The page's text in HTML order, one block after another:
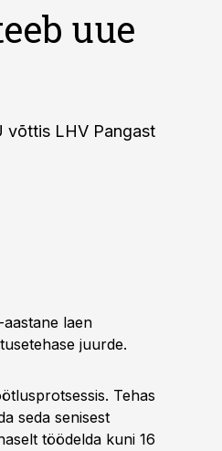
uue
võttis LHV Pangast
laen
juurde.
Tehas
seda senisest
töödelda kuni 16